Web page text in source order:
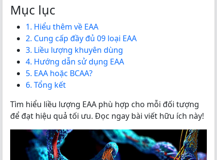
Mục lục
1. Hiểu thêm về EAA
2. Cung cấp đầy đủ 09 loại EAA
3. Liều lượng khuyên dùng
4. Hướng dẫn sử dụng EAA
5. EAA hoặc BCAA?
6. Tổng kết
Tìm hiểu liều lượng EAA phù hợp cho mỗi đối tượng
để đạt hiệu quả tối ưu. Đọc ngay bài viết hữu ích này!